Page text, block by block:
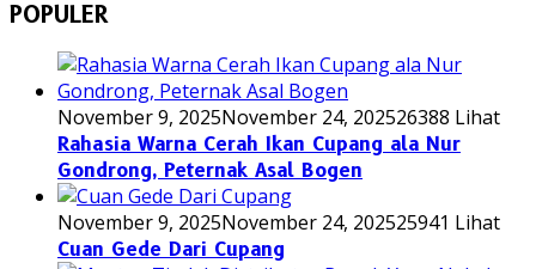
POPULER
November 9, 2025November 24, 202526388 Lihat
Rahasia Warna Cerah Ikan Cupang ala Nur
Gondrong, Peternak Asal Bogen
November 9, 2025November 24, 202525941 Lihat
Cuan Gede Dari Cupang